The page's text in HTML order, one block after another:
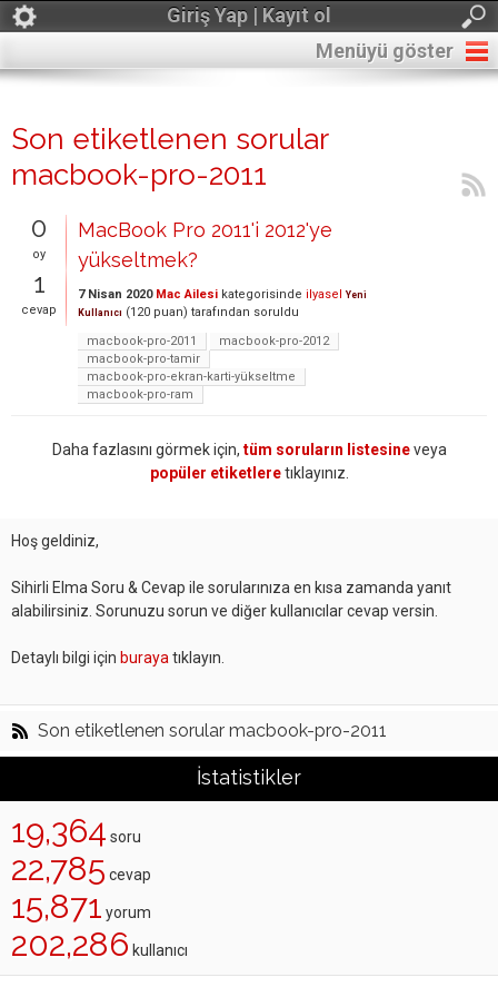
Giriş Yap | Kayıt ol
Menüyü göster
Son etiketlenen sorular
macbook-pro-2011
0
oy
1
cevap
MacBook Pro 2011'i 2012'ye
yükseltmek?
7 Nisan 2020 Mac Ailesi kategorisinde ilyasel Yeni
Kullanıcı (120 puan) tarafından soruldu
macbook-pro-2011
macbook-pro-2012
macbook-pro-tamir
macbook-pro-ekran-karti-yükseltme
macbook-pro-ram
Daha fazlasını görmek için, tüm soruların listesineveya
popüler etiketleretıklayınız.
Hoş geldiniz,
Sihirli Elma Soru & Cevap ile sorularınıza en kısa zamanda yanıt
alabilirsiniz. Sorunuzu sorun ve diğer kullanıcılar cevap versin.
Detaylı bilgi için buraya tıklayın.
Son etiketlenen sorular macbook-pro-2011
İstatistikler
19,364 soru
22,785 cevap
15,871 yorum
202,286 kullanıcı